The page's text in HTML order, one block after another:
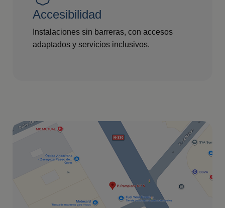
Accesibilidad
Instalaciones sin barreras, con accesos
adaptados y servicios inclusivos.